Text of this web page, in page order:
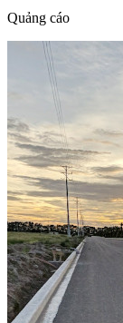
Quảng cáo